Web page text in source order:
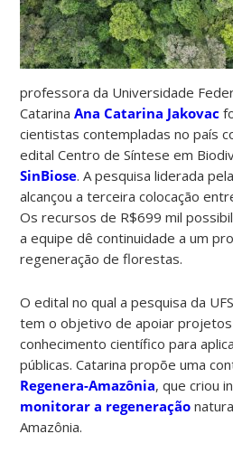
professora da Universidade
CatarinaAna Catarina Jakovac
cientistas contempladas no país
edital Centro de Síntese em
SinBiose. A pesquisa liderada
alcançou a terceira colocação
Os recursos de R$699 mil
a equipe dê continuidade a um
regeneração de florestas.
O edital no qual a pesquisa da
tem o objetivo de apoiar
conhecimento científico para
públicas. Catarina propõe uma
Regenera-Amazônia, que criou
monitorar a regeneração
Amazônia.